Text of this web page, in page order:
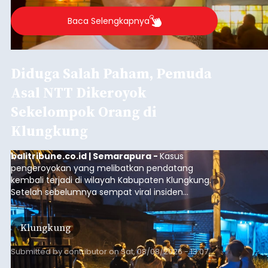
Baca Selengkapnya
Diduga Salah Paham, Pemuda
Asal NTT Dikeroyok
Sekelompok Orang di
Klungkung
balitribune.co.id | Semarapura -Kasus
pengeroyokan yang melibatkan pendatang
kembali terjadi di wilayah Kabupaten Klungkung.
Setelah sebelumnya sempat viral insiden
keributan di barat Pasar Galiran, peristiwa serupa
kini menimpa seorang pemuda asal Kabupaten
Sumba Barat Daya (SBD), Nusa Tenggara Timur
(NTT).
Klungkung
Submitted bycontributoronSat, 08/08/2026 - 13:07